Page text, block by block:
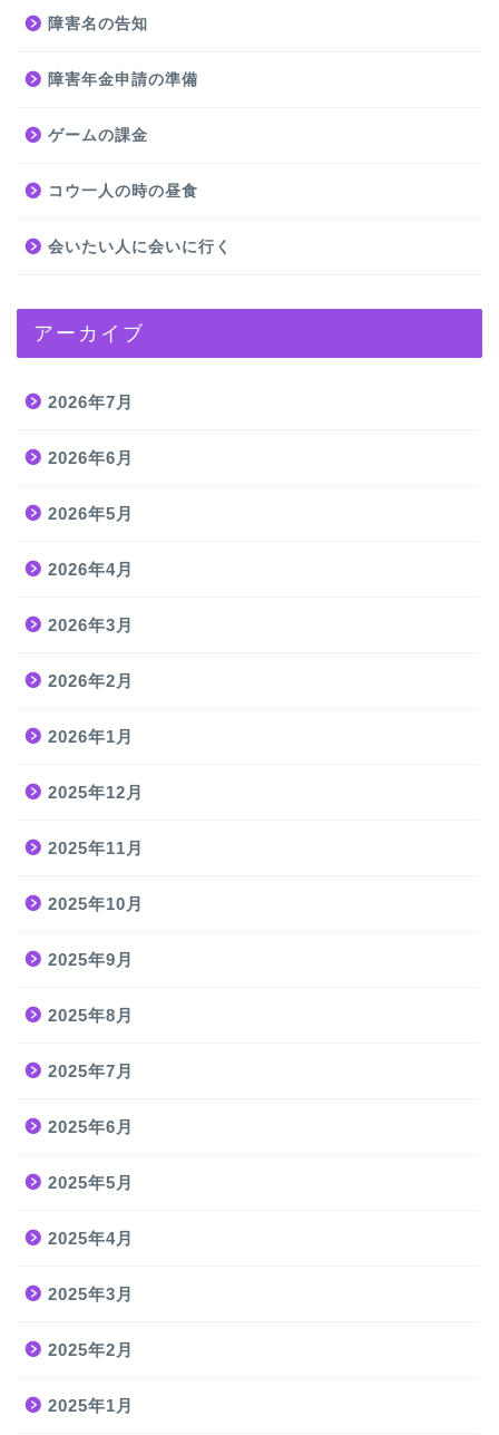
障害名の告知
障害年金申請の準備
ゲームの課金
コウ一人の時の昼食
会いたい人に会いに行く
アーカイブ
2026年7月
2026年6月
2026年5月
2026年4月
2026年3月
2026年2月
2026年1月
2025年12月
2025年11月
2025年10月
2025年9月
2025年8月
2025年7月
2025年6月
2025年5月
2025年4月
2025年3月
2025年2月
2025年1月